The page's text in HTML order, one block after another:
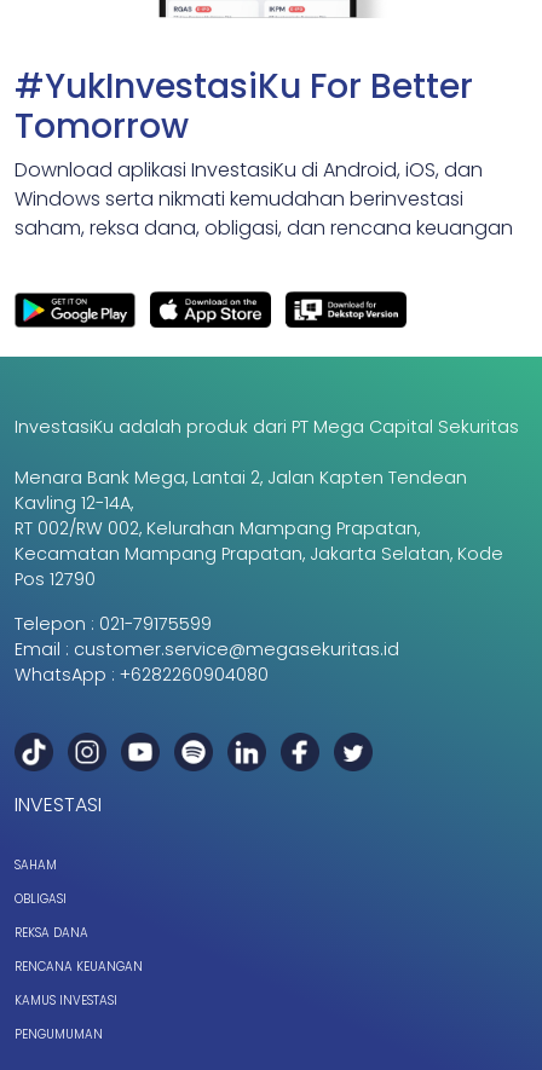
#YukInvestasiKu For Better
Tomorrow
Download aplikasi InvestasiKu di Android, iOS, dan
Windows serta nikmati kemudahan berinvestasi
saham, reksa dana, obligasi, dan rencana keuangan
InvestasiKu adalah produk dari PT Mega Capital Sekuritas
Menara Bank Mega, Lantai 2, Jalan Kapten Tendean
Kavling 12-14A,
RT 002/RW 002, Kelurahan Mampang Prapatan,
Kecamatan Mampang Prapatan, Jakarta Selatan, Kode
Pos 12790
Telepon : 021-79175599
Email : customer.service@megasekuritas.id
WhatsApp : +6282260904080
INVESTASI
SAHAM
OBLIGASI
REKSA DANA
RENCANA KEUANGAN
KAMUS INVESTASI
PENGUMUMAN